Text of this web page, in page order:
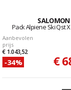
SALOMON
Pack Alpiene Ski Qst
Aanbevolen
prijs
€ 1.043,52
-34% €